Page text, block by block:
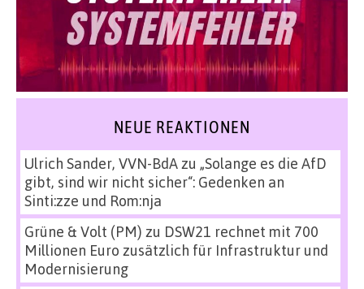
NEUE REAKTIONEN
Ulrich Sander, VVN-BdAzu „Solange es die AfD
gibt, sind wir nicht sicher“: Gedenken an
Sinti:zze und Rom:nja
Grüne & Volt (PM) zu DSW21 rechnet mit 700
Millionen Euro zusätzlich für Infrastruktur und
Modernisierung